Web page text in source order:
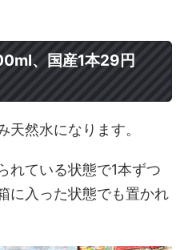
、国産1本29円
天然水になります。
れている状態で1本ずつ
に入った状態でも置かれ